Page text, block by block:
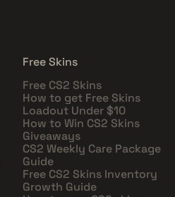
Free Skins
Free CS2 Skins
How to get Free Skins
Loadout Under $10
How to Win CS2 Skins
Giveaways
CS2 Weekly Care Package
Guide
Free CS2 Skins Inventory
Growth Guide